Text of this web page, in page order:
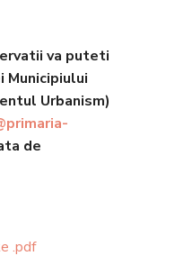
va puteti
Municipiului
Urbanism)
de
.pdf